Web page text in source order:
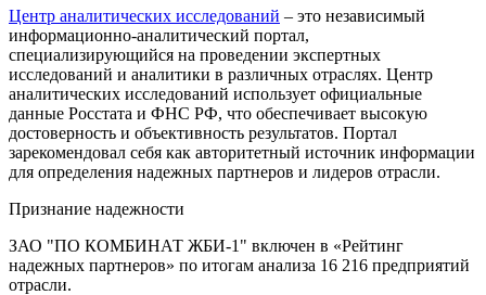
Центр аналитических исследований – это независимый
информационно-аналитический портал,
специализирующийся на проведении экспертных
исследований и аналитики в различных отраслях. Центр
аналитических исследований использует официальные
данные Росстата и ФНС РФ, что обеспечивает высокую
достоверность и объективность результатов. Портал
зарекомендовал себя как авторитетный источник информации
для определения надежных партнеров и лидеров отрасли.
Признание надежности
ЗАО "ПО КОМБИНАТ ЖБИ-1" включен в «Рейтинг
надежных партнеров» по итогам анализа 16 216 предприятий
отрасли.